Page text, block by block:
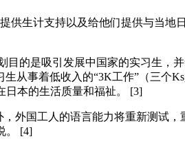
供生计支持以及给他们提供与当地
目的是吸引发展中国家的实习生，
从事着低收入的“3K工作”（三个Ks
日本的生活质量和福祉。 [3]
外国工人的语言能力将重新测试，
。 [4]